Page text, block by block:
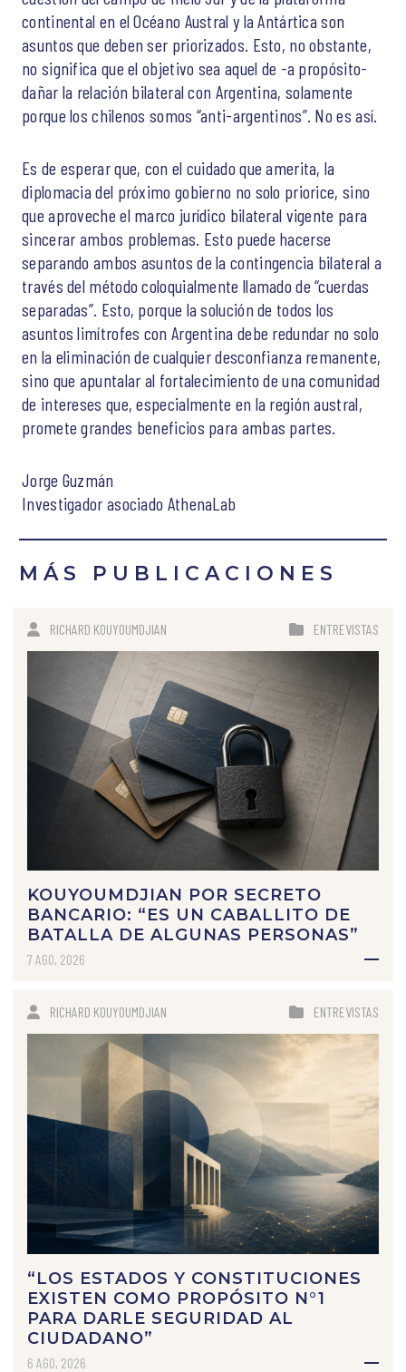
continental en el Océano Austral y la Antártica son
asuntos que deben ser priorizados. Esto, no obstante,
no significa que el objetivo sea aquel de -a propósito-
dañar la relación bilateral con Argentina, solamente
porque los chilenos somos “anti-argentinos”. No es así.
Es de esperar que, con el cuidado que amerita, la
diplomacia del próximo gobierno no solo priorice, sino
que aproveche el marco jurídico bilateral vigente para
sincerar ambos problemas. Esto puede hacerse
separando ambos asuntos de la contingencia bilateral a
través del método coloquialmente llamado de “cuerdas
separadas”. Esto, porque la solución de todos los
asuntos limítrofes con Argentina debe redundar no solo
en la eliminación de cualquier desconfianza remanente,
sino que apuntalar al fortalecimiento de una comunidad
de intereses que, especialmente en la región austral,
promete grandes beneficios para ambas partes.
Jorge Guzmán
Investigador asociado AthenaLab
MÁS PUBLICACIONES
RICHARD KOUYOUMDJIAN ENTREVISTAS
KOUYOUMDJIAN POR SECRETO
BANCARIO: “ES UN CABALLITO DE
BATALLA DE ALGUNAS PERSONAS”
7 AGO, 2026
RICHARD KOUYOUMDJIAN ENTREVISTAS
“LOS ESTADOS Y CONSTITUCIONES
EXISTEN COMO PROPÓSITO N°1
PARA DARLE SEGURIDAD AL
CIUDADANO”
6 AGO, 2026